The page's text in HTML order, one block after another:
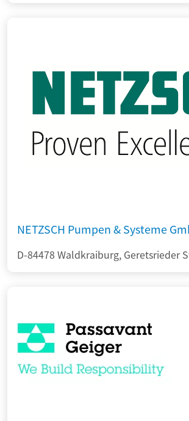
NETZSCH Pumpen & Systeme
D-84478 Waldkraiburg, Geretsrieder